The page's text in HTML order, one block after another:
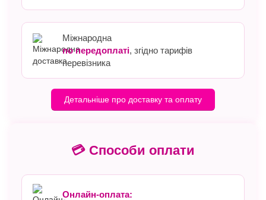
Міжнародна
по передоплаті, згідно тарифів
перевізника
Детальніше про доставку та оплату
💳 Способи оплати
Онлайн-оплата: